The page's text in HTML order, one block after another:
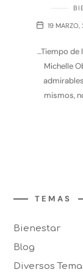
19 MARZO,
…Tiempo de
Michelle
mismos,
TEMAS
Bienestar
Blog
Diversos